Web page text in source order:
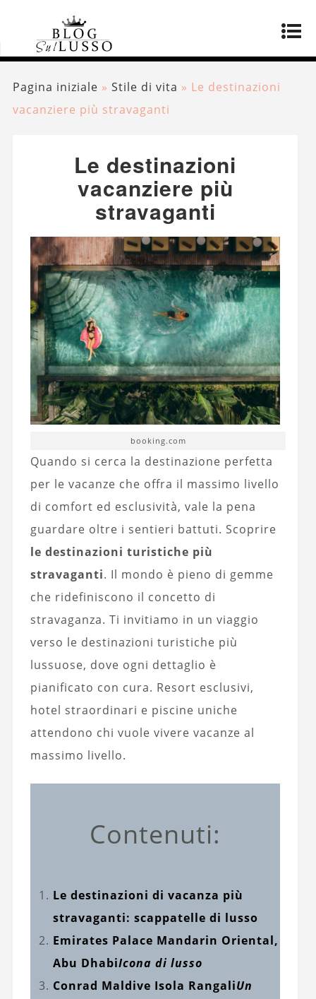
Pagina iniziale » Stile di vita » Le destinazioni
vacanziere più stravaganti
Le destinazioni
vacanziere più
stravaganti
booking.com
Quando si cerca la destinazione perfetta
per le vacanze che offra il massimo livello
di comfort ed esclusività, vale la pena
guardare oltre i sentieri battuti. Scoprire
le destinazioni turistiche più
stravaganti. Il mondo è pieno di gemme
che ridefiniscono il concetto di
stravaganza. Ti invitiamo in un viaggio
verso le destinazioni turistiche più
lussuose, dove ogni dettaglio è
pianificato con cura. Resort esclusivi,
hotel straordinari e piscine uniche
attendono chi vuole vivere vacanze al
massimo livello.
Contenuti:
Le destinazioni di vacanza più
stravaganti: scappatelle di lusso
Emirates Palace Mandarin Oriental,
Abu DhabiIcona di lusso
Conrad Maldive Isola RangaliUn